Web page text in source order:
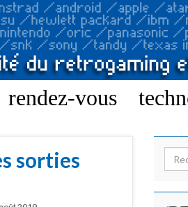
rendez-vous
sorties